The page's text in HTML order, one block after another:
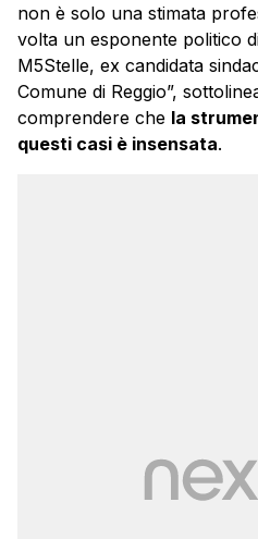
non è solo una stimata
volta un esponente politico
M5Stelle, ex candidata
Comune di Reggio”,
comprendere che la
questi casi è insensata.